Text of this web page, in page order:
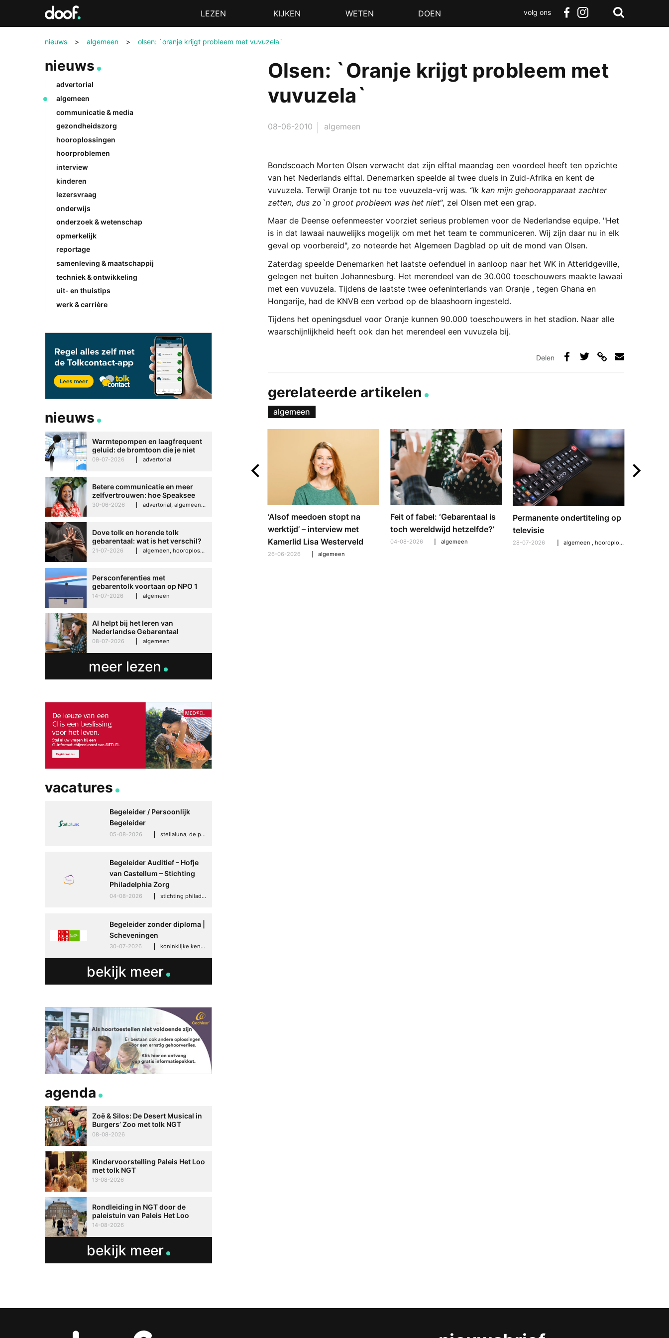
MenuLEZEN KIJKEN WETEN DOEN
volg ons
nieuws > algemeen > olsen: `oranje krijgt probleem met vuvuzela`
Olsen: `Oranje krijgt probleem met
vuvuzela`
08-06-2010 algemeen
Bondscoach Morten Olsen verwacht dat zijn elftal maandag een voordeel heeft ten opzichte
van het Nederlands elftal. Denemarken speelde al twee duels in Zuid-Afrika en kent de
vuvuzela. Terwijl Oranje tot nu toe vuvuzela-vrij was. “Ik kan mijn gehoorapparaat zachter
zetten, dus zo`n groot probleem was het niet“, zei Olsen met een grap.
Maar de Deense oefenmeester voorziet serieus problemen voor de Nederlandse equipe. "Het
is in dat lawaai nauwelijks mogelijk om met het team te communiceren. Wij zijn daar nu in elk
geval op voorbereid", zo noteerde het Algemeen Dagblad op uit de mond van Olsen.
Zaterdag speelde Denemarken het laatste oefenduel in aanloop naar het WK in Atteridgeville,
gelegen net buiten Johannesburg. Het merendeel van de 30.000 toeschouwers maakte lawaai
met een vuvuzela. Tijdens de laatste twee oefeninterlands van Oranje , tegen Ghana en
Hongarije, had de KNVB een verbod op de blaashoorn ingesteld.
Tijdens het openingsduel voor Oranje kunnen 90.000 toeschouwers in het stadion. Naar alle
waarschijnlijkheid heeft ook dan het merendeel een vuvuzela bij.
Delen
gerelateerde artikelen
algemeen
Feit of fabel: ‘Gebarentaal is
toch wereldwijd hetzelfde?’
04-08-2026 algemeen
Permanente ondertiteling op
televisie
28-07-2026 algemeen ,hooroplossingen
meer zelfvertrouwen: hoe
Speaksee Imelda helpt om te
groeien in haar werk
‘Alsof meedoen stopt na
werktijd’ – interview met
Kamerlid Lisa Westerveld
26-06-2026 algemeen
nieuws
advertorial
algemeen
communicatie & media
gezondheidszorg
hooroplossingen
hoorproblemen
interview
kinderen
lezersvraag
onderwijs
onderzoek & wetenschap
opmerkelijk
reportage
samenleving & maatschappij
techniek & ontwikkeling
uit- en thuistips
werk & carrière
nieuws
Warmtepompen en laagfrequent
geluid: de bromtoon die je niet
kunt negeren
09-07-2026 advertorial
Betere communicatie en meer
zelfvertrouwen: hoe Speaksee
Imelda helpt om te groeien in
30-06-2026 advertorial, algemeen, hooroplossingen, interview
Dove tolk en horende tolk
gebarentaal: wat is het verschil?
21-07-2026 algemeen, hooroplossingen, hoorproblemen, samenleving & maatschappij
Persconferenties met
gebarentolk voortaan op NPO 1
Extra
14-07-2026 algemeen
AI helpt bij het leren van
Nederlandse Gebarentaal
08-07-2026 algemeen
meer lezen
vacatures
Begeleider / Persoonlijk
Begeleider
05-08-2026 stellaluna, de punt (drenthe)
Begeleider Auditief – Hofje
van Castellum – Stichting
Philadelphia Zorg
04-08-2026 stichting philadelphia zorg, den haag
Begeleider zonder diploma |
Scheveningen
30-07-2026 koninklijke kentalis, scheveningen
bekijk meer
agenda
Zoë & Silos: De Desert Musical in
Burgers’ Zoo met tolk NGT
08-08-2026
Kindervoorstelling Paleis Het Loo
met tolk NGT
13-08-2026
Rondleiding in NGT door de
paleistuin van Paleis Het Loo
14-08-2026
bekijk meer
Doof.nl
Zoeken
Terug